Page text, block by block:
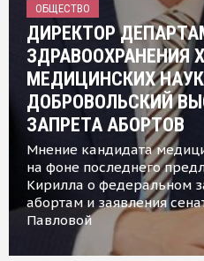
ОБЩЕСТВО
ДИРЕКТОР
ЗДРАВООХРАНЕНИЯ
МЕДИЦИНСКИХ
ДОБРОВОЛЬСКИЙ
ЗАПРЕТА АБОРТОВ
Мнение кандидата
на фоне последнего
Кирилла о федеральном
абортам и заявления
Павловой